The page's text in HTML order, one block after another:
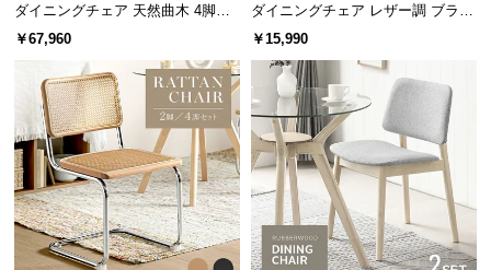
ダイニングチェア 天然曲木 4脚セ
ット
￥67,960
ダイニングチェア レザー調 ブラッ
ク脚 2脚/4脚セット 包み込むフォ
￥15,990